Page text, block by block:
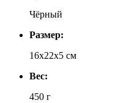
Чёрный
Размер:
16х22х5 см
Вес:
450 г